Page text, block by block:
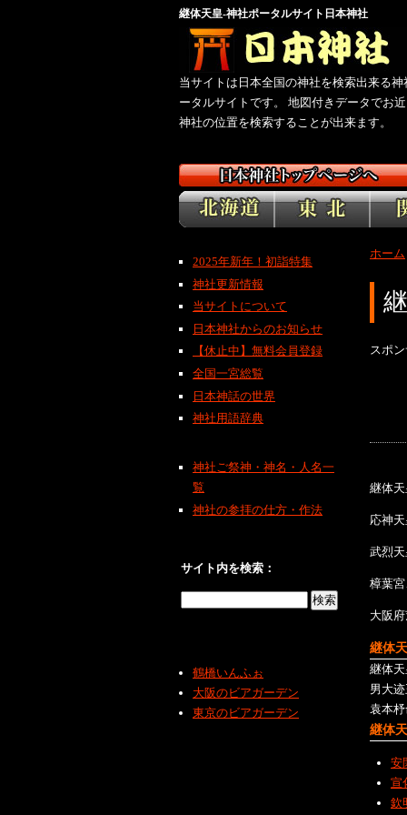
継体天皇-神社ポータルサイト日本神社
当サイトは日本全国の神社を検索出来る神
ータルサイトです。 地図付きデータでお
神社の位置を検索することが出来ます。
ホーム
スポ
継体
応神
武烈
樟葉
大阪
継体
継体
男大
袁本
継体
安
宣
欽
2025年新年！初詣特集
神社更新情報
当サイトについて
日本神社からのお知らせ
【休止中】無料会員登録
全国一宮総覧
日本神話の世界
神社用語辞典
神社ご祭神・神名・人名一
覧
神社の参拝の仕方・作法
サイト内を検索：
鶴橋いんふぉ
大阪のビアガーデン
東京のビアガーデン